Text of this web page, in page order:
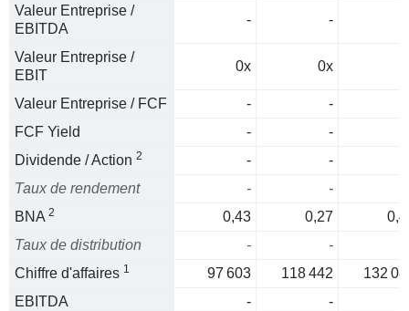
Valeur Entreprise /
EBITDA
- -
Valeur Entreprise /
EBIT
0x 0x
Valeur Entreprise / FCF -
-
FCF Yield
-
-
Dividende / Action 2 -
-
Taux de rendement
-
-
BNA 2 0,43 0,27
Taux de distribution
-
-
Chiffre d'affaires 1 97 603 118 442
132
EBITDA
-
-